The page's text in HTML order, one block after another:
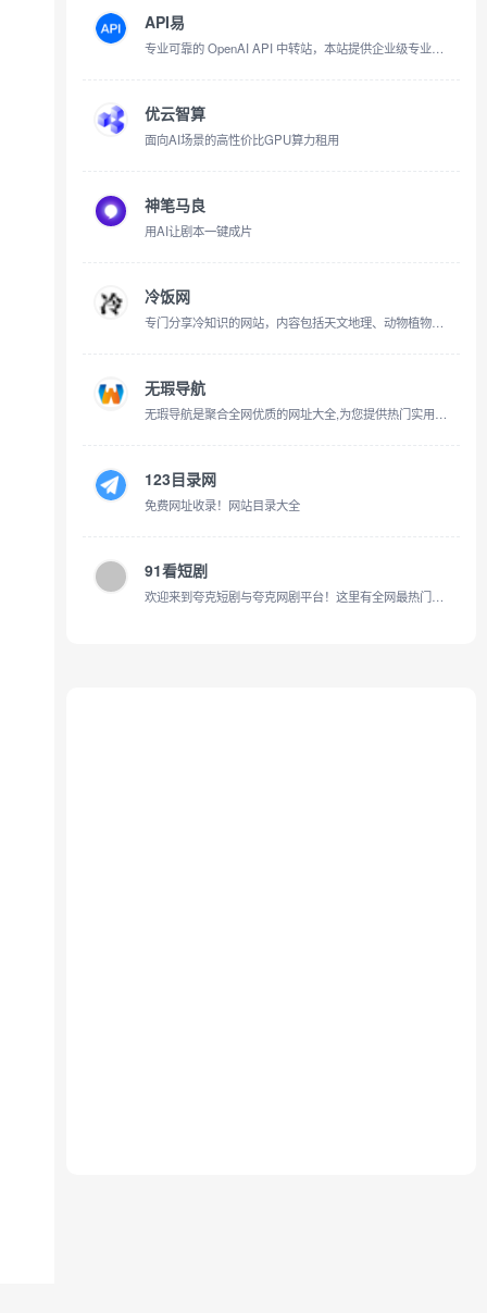
API易
专业可靠的 OpenAI API 中转站，本站提供企业级专业稳定的 GPT-4o/4/Claude 3.5等全模型接口的分发服务，接入简单、快速上手；性价比高，消费透明，绝不封号，无忧使用
优云智算
面向AI场景的高性价比GPU算力租用
神笔马良
用AI让剧本一键成片
冷饭网
专门分享冷知识的网站，内容包括天文地理、动物植物、生活百科、历史文化、图片视频等丰富的内容。带你发现冷知识，增长见识。
无瑕导航
无瑕导航是聚合全网优质的网址大全,为您提供热门实用工具,在线电影免费观看,动漫大全,在线小游戏,免费音乐下载,免费小说网,绿色软件等资源网站。非常全面的网址导航。
123目录网
免费网址收录！网站目录大全
91看短剧
欢迎来到夸克短剧与夸克网剧平台！这里有全网最热门的短剧和网剧资源，支持一键搜剧功能，轻松找到您想看的精彩内容。无论是当下热门短剧还是爆款网剧，我们都能满足您的追剧需求，快来体验吧！